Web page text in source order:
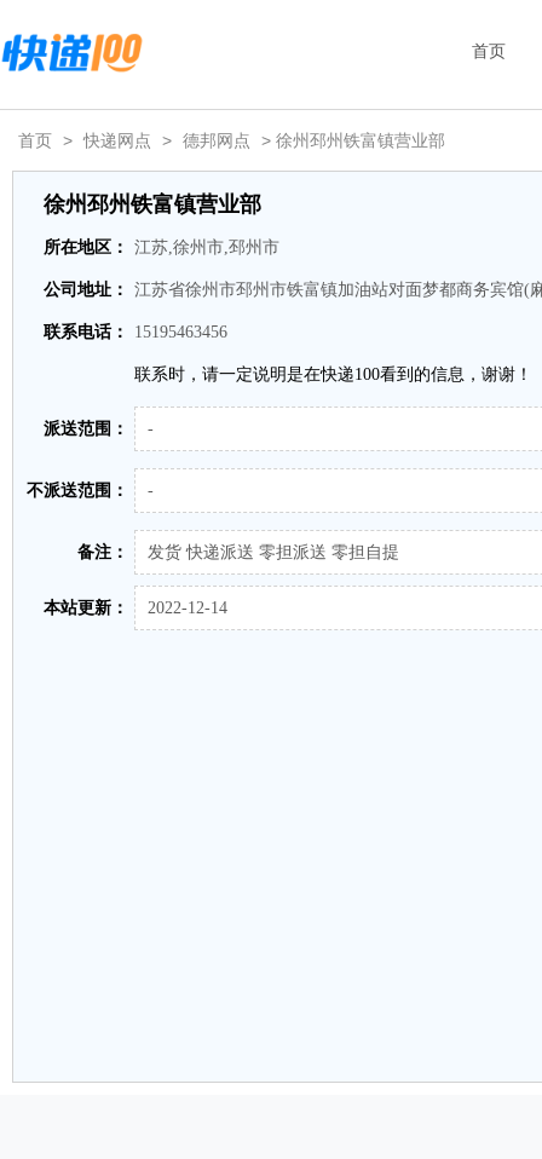
首页
首页 > 快递网点 > 德邦网点 > 徐州邳州铁富镇营业部
徐州邳州铁富镇营业部
所在地区： 江苏,徐州市,邳州市
公司地址： 江苏省徐州市邳州市铁富镇加油站对面梦都商务宾馆(
联系电话： 15195463456
联系时，请一定说明是在快递100看到的信息，谢谢！
派送范围： -
不派送范围： -
备注： 发货 快递派送 零担派送 零担自提
本站更新： 2022-12-14